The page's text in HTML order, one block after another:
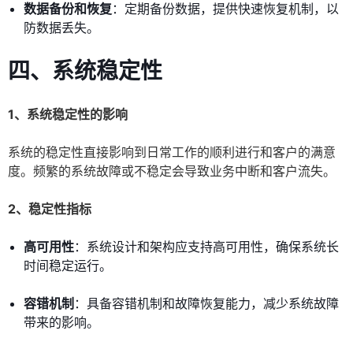
数据备份和恢复 ：定期备份数据，提供快速恢复机制，以
防数据丢失。
四、系统稳定性
1、系统稳定性的影响
系统的稳定性直接影响到日常工作的顺利进行和客户的满意
度。频繁的系统故障或不稳定会导致业务中断和客户流失。
2、稳定性指标
高可用性：系统设计和架构应支持高可用性，确保系统长
时间稳定运行。
容错机制 ：具备容错机制和故障恢复能力，减少系统故障
带来的影响。